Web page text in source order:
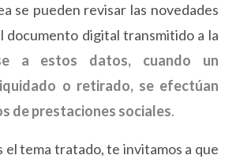
se pueden revisar las novedades
documento digital transmitido a la
a estos datos, cuando un
o retirado, se efectúan
de prestaciones sociales.
el tema tratado, te invitamos a que